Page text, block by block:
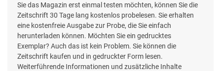
Sie das Magazin erst einmal testen möchten, können Sie die
Zeitschrift 30 Tage lang kostenlos probelesen. Sie erhalten
eine kostenfreie Ausgabe zur Probe, die Sie einfach
herunterladen können. Möchten Sie ein gedrucktes
Exemplar? Auch das ist kein Problem. Sie können die
Zeitschrift kaufen und in gedruckter Form lesen.
Weiterführende Informationen und zusätzliche Inhalte